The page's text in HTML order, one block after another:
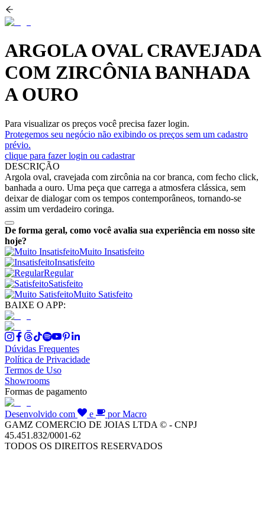
ARGOLA OVAL CRAVEJADA
COM ZIRCÔNIA BANHADA
A OURO
Para visualizar os preços você precisa fazer login.
Protegemos seu negócio não exibindo os preços sem um cadastro
prévio.
clique para fazer login ou cadastrar
DESCRIÇÃO
Argola oval, cravejada com zircônia na cor branca, com fecho click,
banhada a ouro. Uma peça que carrega a atmosfera clássica, sem
deixar de dialogar com os tempos contemporâneos, tornando-se
assim um verdadeiro coringa.
De forma geral, como você avalia sua experiência em nosso site
hoje?
Muito Insatisfeito
Insatisfeito
Regular
Satisfeito
Muito Satisfeito
BAIXE O APP:
Dúvidas Frequentes
Política de Privacidade
Termos de Uso
Showrooms
Formas de pagamento
Desenvolvido com e
por Macro
GAMZ COMERCIO DE JOIAS LTDA © - CNPJ
45.451.832/0001-62
TODOS OS DIREITOS RESERVADOS